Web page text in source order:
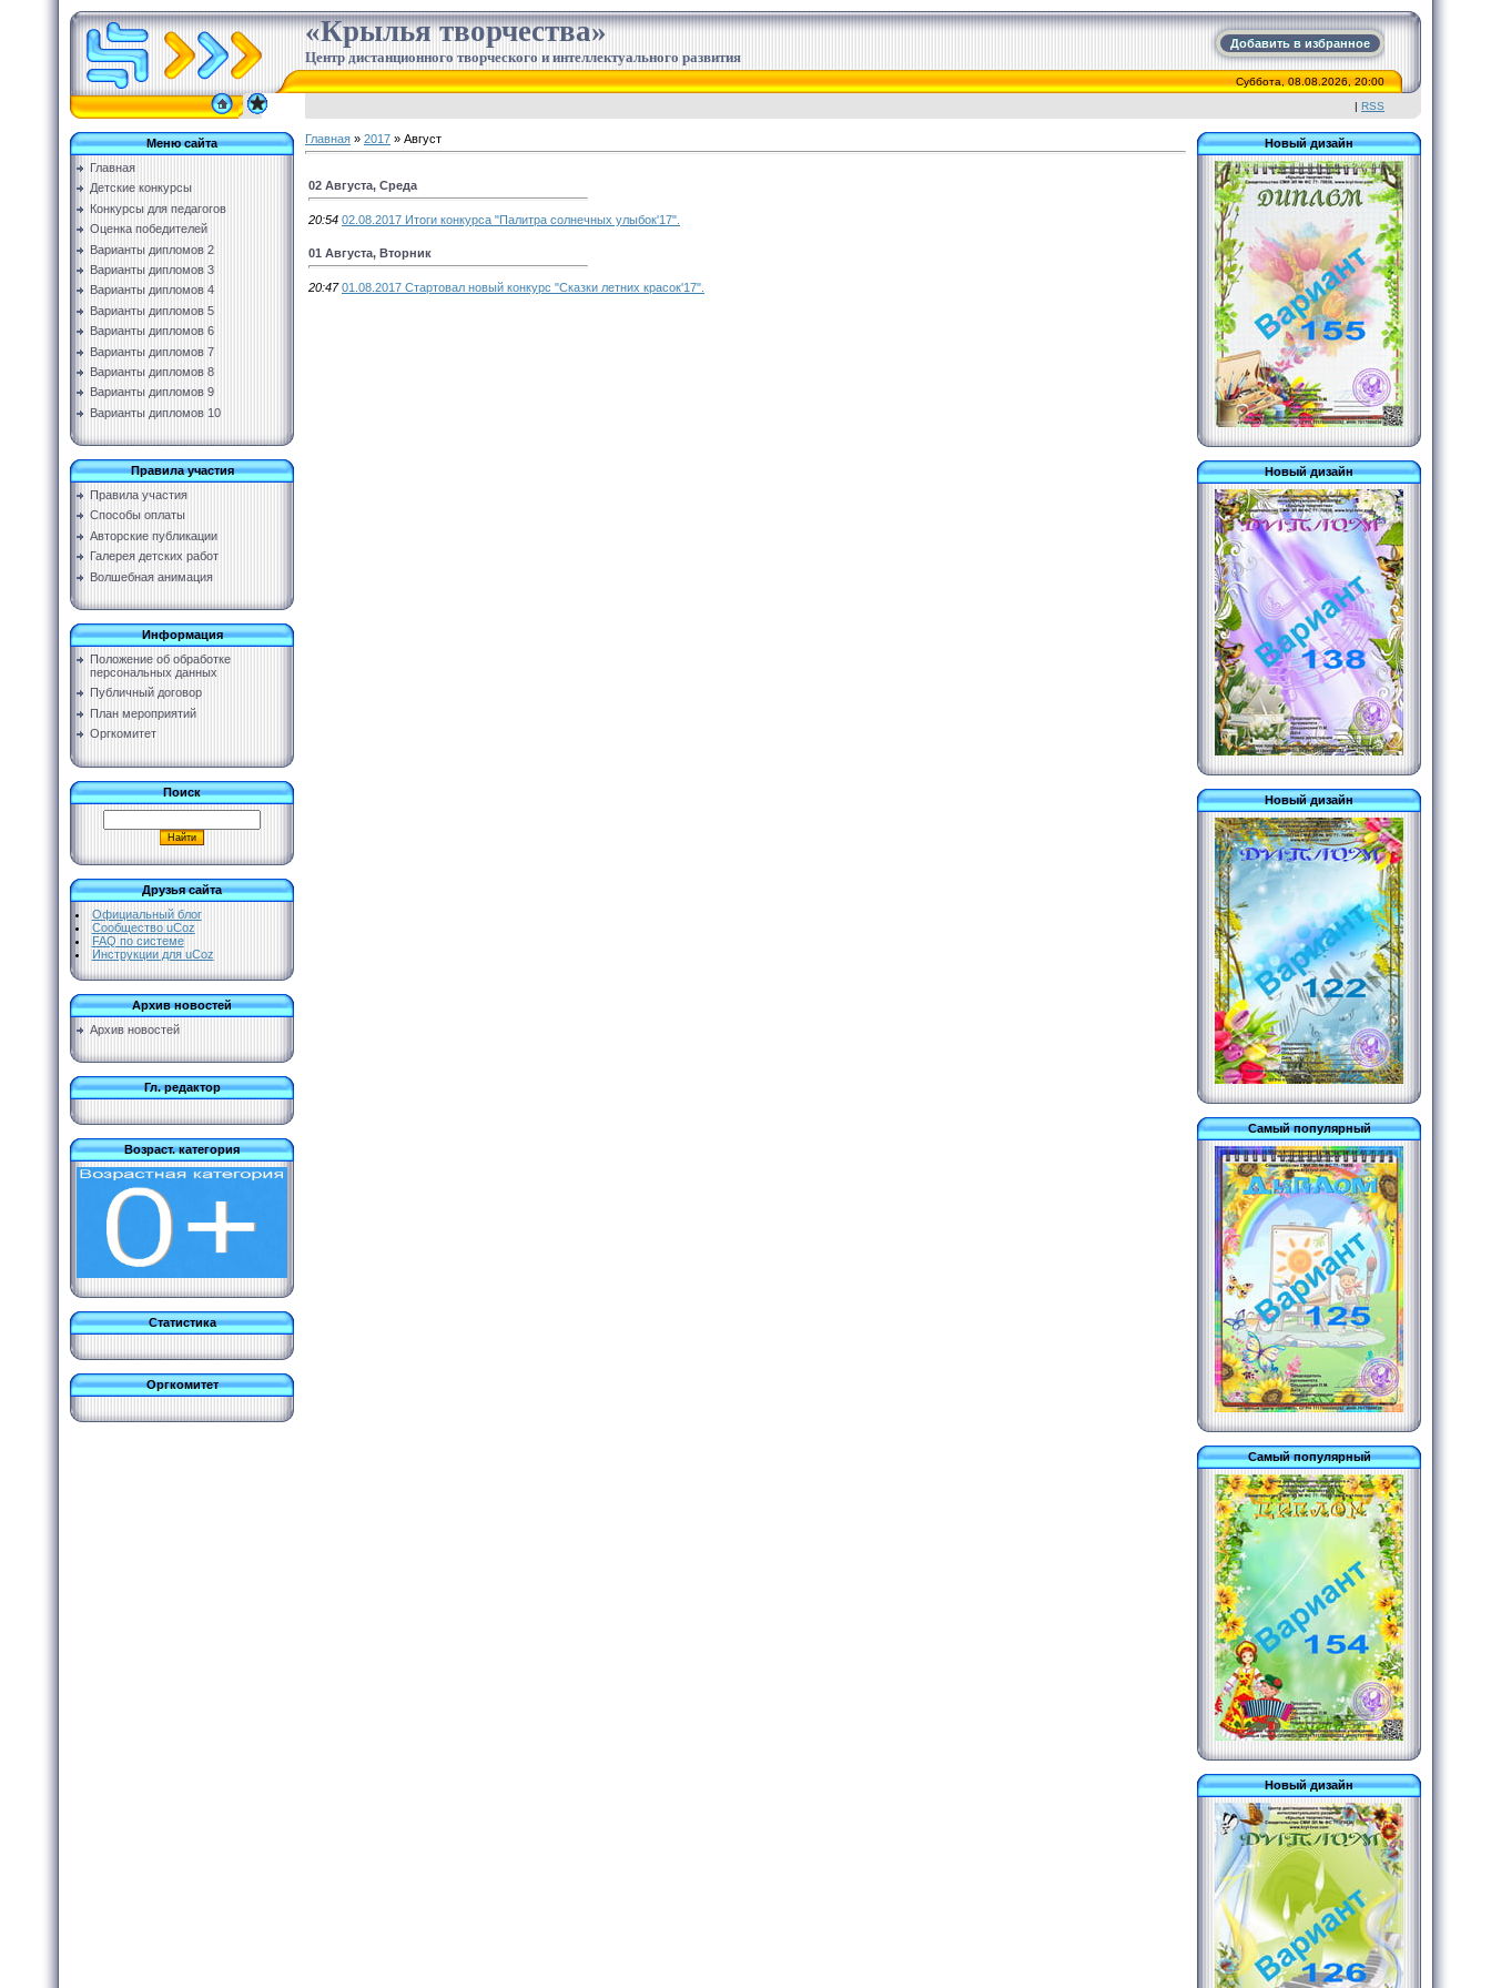
Добавить в избранное
«Крылья творчества»
Центр дистанционного творческого и интеллектуального развития
Суббота, 08.08.2026, 20:00
| RSS
Меню сайта
Главная
Детские конкурсы
Конкурсы для педагогов
Оценка победителей
Варианты дипломов 2
Варианты дипломов 3
Варианты дипломов 4
Варианты дипломов 5
Варианты дипломов 6
Варианты дипломов 7
Варианты дипломов 8
Варианты дипломов 9
Варианты дипломов 10
Правила участия
Правила участия
Способы оплаты
Авторские публикации
Галерея детских работ
Волшебная анимация
Информация
Положение об обработке
персональных данных
Публичный договор
План мероприятий
Оргкомитет
Поиск
Друзья сайта
Официальный блог
Сообщество uCoz
FAQ по системе
Инструкции для uCoz
Архив новостей
Архив новостей
Гл. редактор
Возраст. категория
Статистика
Оргкомитет
Главная » 2017 » Август
02 Августа, Среда
20:54 02.08.2017 Итоги конкурса "Палитра солнечных улыбок'17".
01 Августа, Вторник
20:47 01.08.2017 Стартовал новый конкурс "Сказки летних красок'17".
Новый дизайн
Новый дизайн
Новый дизайн
Самый популярный
Самый популярный
Новый дизайн